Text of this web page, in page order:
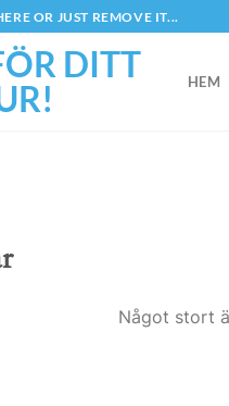
OR JUST REMOVE IT...
HEM
Något stort